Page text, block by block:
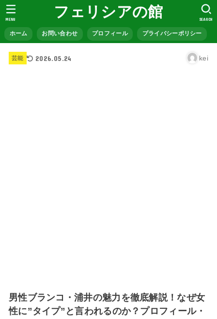
フェリシアの館
ホーム お問い合わせ プロフィール プライバシーポリシー
SEARCH
MENU
芸能 2026.05.24 kei
男性ブランコ・浦井の魅力を徹底解説！なぜ女
性に”タイプ”と言われるのか？プロフィール・